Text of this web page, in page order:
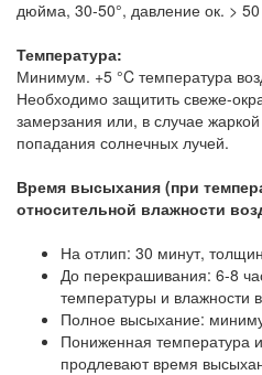
дюйма, 30-50°, давление ок. >
Температура:
Минимум. +5 °C температура
Необходимо защитить свеже-
замерзания или, в случае
попадания солнечных лучей.
Время высыхания (при
относительной влажности
На отлип: 30 минут,
До перекрашивания: 6-8
температуры и влажности
Полное высыхание:
Пониженная температура
продлевают время